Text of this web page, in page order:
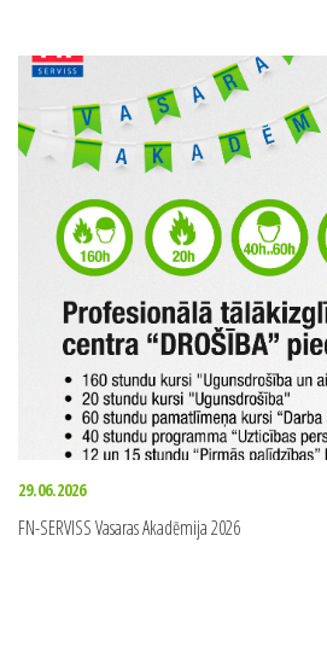
Drošības pasākumi zibens laikā. Noskaidro kā sevi